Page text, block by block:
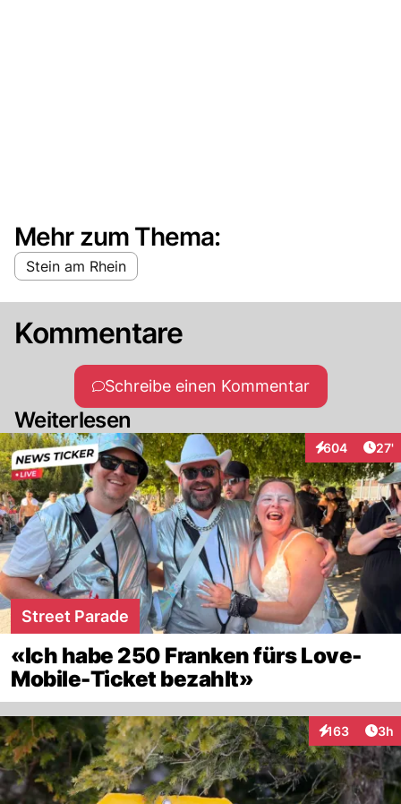
Mehr zum Thema:
Stein am Rhein
Kommentare
Schreibe einen Kommentar
Weiterlesen
604
Interaktionen
27'
Street Parade
«Ich habe 250 Franken fürs Love-
Mobile-Ticket bezahlt»
163
Interaktionen
3h